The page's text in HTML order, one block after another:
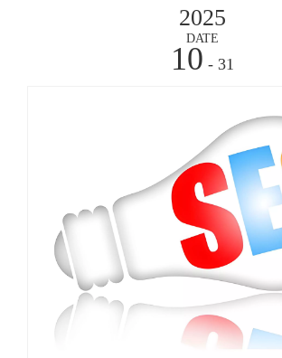
结构性转变 。为什么说Bing是B2B的“隐形
们要走出一个误区：Bing不是“谷歌备胎”，
人群的专属入口。
2025
DATE
10 - 31